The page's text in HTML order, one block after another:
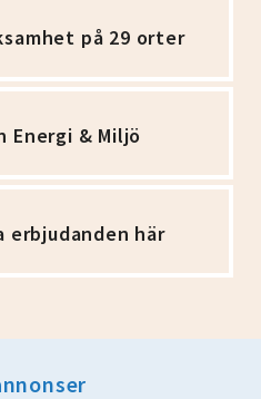
på 29 orter
Energi & Miljö
erbjudanden här